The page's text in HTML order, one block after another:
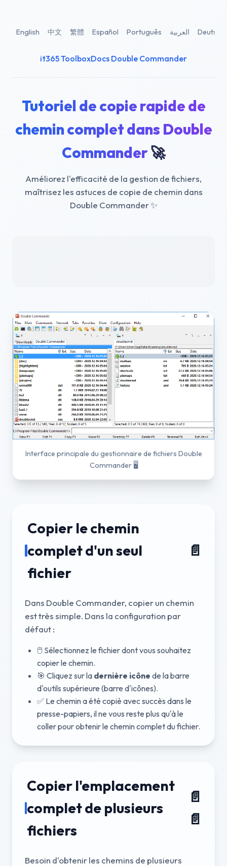
English 中文 繁體 Español Português العربية Deutsch
it365 ToolboxDocs Double Commander
Tutoriel de copie rapide de
chemin complet dans Double
Commander🚀
Améliorez l'efficacité de la gestion de fichiers,
maîtrisez les astuces de copie de chemin dans
Double Commander✨
Interface principale du gestionnaire de fichiers Double
Commander 🖥️
Copier le chemin
complet d'un seul
fichier
📄
Dans Double Commander, copier un chemin
est très simple. Dans la configuration par
défaut :
🖱️ Sélectionnez le fichier dont vous souhaitez
copier le chemin.
🎯 Cliquez sur la dernière icône de la barre
d'outils supérieure (barre d'icônes).
✅ Le chemin a été copié avec succès dans le
presse-papiers, il ne vous reste plus qu'à le
coller pour obtenir le chemin complet du fichier.
Copier l'emplacement
complet de plusieurs
fichiers
📄
📄
Besoin d'obtenir les chemins de plusieurs